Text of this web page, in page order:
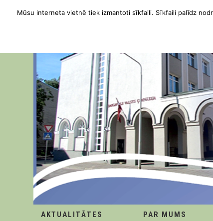
AKTUALITĀTES PAR MUMS
Mūsu interneta vietnē tiek izmantoti sīkfaili. Sīkfaili palīdz